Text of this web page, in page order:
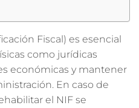
Fiscal) es esencial
como jurídicas
económicas y mantener
En caso de
el NIF se